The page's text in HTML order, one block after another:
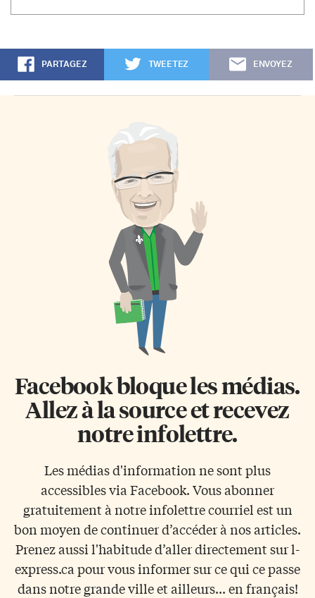
PARTAGEZ TWEETEZ ENVOYEZ
Facebook bloque les médias.
Allez à la source et recevez
notre infolettre.
Les médias d'information ne sont plus
accessibles via Facebook. Vous abonner
gratuitement à notre infolettre courriel est un
bon moyen de continuer d’accéder à nos articles.
Prenez aussi l'habitude d’aller directement sur l-
express.ca pour vous informer sur ce qui ce passe
dans notre grande ville et ailleurs... en français!